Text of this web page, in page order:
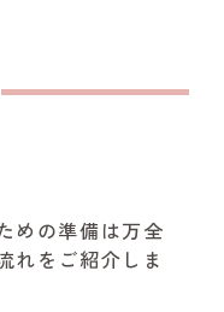
めの準備は万全
れをご紹介しま